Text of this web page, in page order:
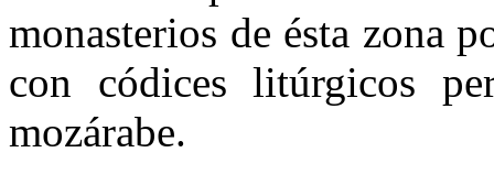
monasterios de ésta zona
con códices litúrgicos
mozárabe.